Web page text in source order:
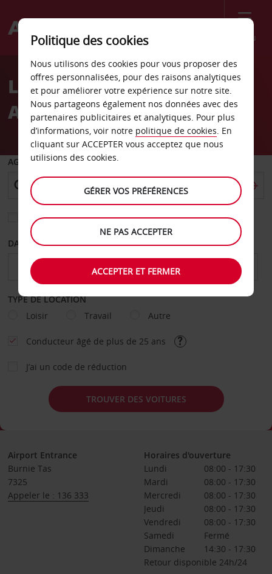
Menu
Welcome
AvisLocation de voiture
Aéroport de Wynyard
AGENCE DE DÉPART
Sélectionnez une autre agence de retour
DATE DE DÉPART DATE DE RETOUR
TYPE DE LOCATION
Loisir
Travail Autre
Conducteur âgé de plus de 25 ans
J’ai un code de réduction
TROUVER DES VOITURES
Airport Entrance
Burnie Tas
7325
Appeler le : 136 333
Horaires d'ouverture
Lundi
08:00 - 17:30
Mardi
08:00 - 17:30
Mercredi
08:00 - 17:30
Jeudi
08:00 - 17:30
Vendredi
08:00 - 17:30
Samedi
Fermé
Dimanche
14:30 - 17:30
Retour disponible 24h/24
Politique des cookies
Nous utilisons des cookies pour vous proposer des
offres personnalisées, pour des raisons analytiques
et pour améliorer votre expérience sur notre site.
Nous partageons également nos données avec des
partenaires publicitaires et analytiques. Pour plus
d’informations, voir notre politique de cookies. En
cliquant sur ACCEPTER vous acceptez que nous
utilisions des cookies.
GÉRER VOS PRÉFÉRENCES
NE PAS ACCEPTER
ACCEPTER ET FERMER